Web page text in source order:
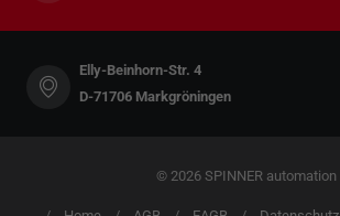
Elly-Beinhorn-Str. 4
D-71706 Markgröningen
© 2026 SPINNER automation